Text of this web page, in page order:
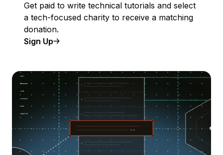
Get paid to write technical tutorials and select
a tech-focused charity to receive a matching
donation.
Sign Up